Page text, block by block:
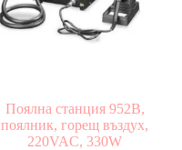
Поялна станция 952B,
поялник, горещ въздух,
220VAC, 330W